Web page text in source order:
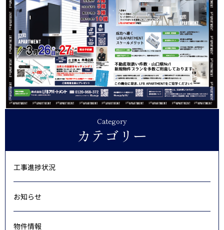
Category
カテゴリー
工事進捗状況
お知らせ
物件情報